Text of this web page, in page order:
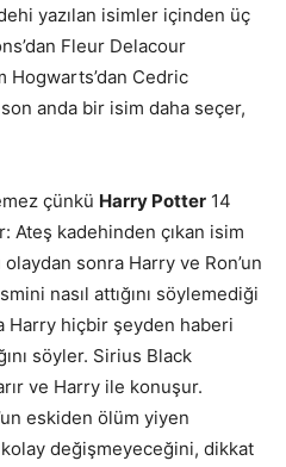
yazılan isimler içinden üç
Fleur Delacour
Hogwarts’dan Cedric
anda bir isim daha seçer,
çünkü Harry Potter 14
Ateş kadehinden çıkan isim
sonra Harry ve Ron’un
nasıl attığını söylemediği
Harry hiçbir şeyden haberi
söyler. Sirius Black
ve Harry ile konuşur.
eskiden ölüm yiyen
değişmeyeceğini, dikkat